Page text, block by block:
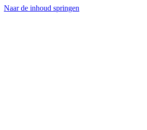
Naar de inhoud springen